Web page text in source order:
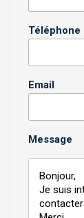
Téléphone
Email
Message